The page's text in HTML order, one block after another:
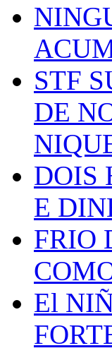
STF
DE
DOIS
E
FRIO
El